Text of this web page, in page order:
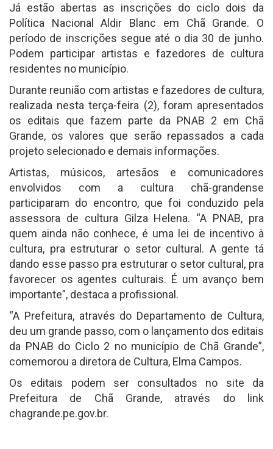
Já estão abertas as inscrições do ciclo dois da
Política Nacional Aldir Blanc em Chã Grande. O
período de inscrições segue até o dia 30 de junho.
Podem participar artistas e fazedores de cultura
residentes no município.
Durante reunião com artistas e fazedores de cultura,
realizada nesta terça-feira (2), foram apresentados
os editais que fazem parte da PNAB 2 em Chã
Grande, os valores que serão repassados a cada
projeto selecionado e demais informações.
Artistas, músicos, artesãos e comunicadores
envolvidos com a cultura chã-grandense
participaram do encontro, que foi conduzido pela
assessora de cultura Gilza Helena. “A PNAB, pra
quem ainda não conhece, é uma lei de incentivo à
cultura, pra estruturar o setor cultural. A gente tá
dando esse passo pra estruturar o setor cultural, pra
favorecer os agentes culturais. É um avanço bem
importante”, destaca a profissional.
“A Prefeitura, através do Departamento de Cultura,
deu um grande passo, com o lançamento dos editais
da PNAB do Ciclo 2 no município de Chã Grande”,
comemorou a diretora de Cultura, Elma Campos.
Os editais podem ser consultados no site da
Prefeitura de Chã Grande, através do link
chagrande.pe.gov.br.